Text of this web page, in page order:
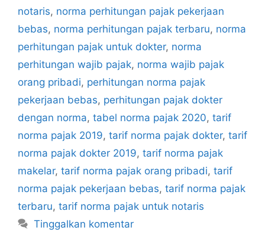
notaris, norma perhitungan pajak pekerjaan
bebas, norma perhitungan pajak terbaru, norma
perhitungan pajak untuk dokter, norma
perhitungan wajib pajak, norma wajib pajak
orang pribadi, perhitungan norma pajak
pekerjaan bebas, perhitungan pajak dokter
dengan norma, tabel norma pajak 2020, tarif
norma pajak 2019, tarif norma pajak dokter, tarif
norma pajak dokter 2019, tarif norma pajak
makelar, tarif norma pajak orang pribadi, tarif
norma pajak pekerjaan bebas, tarif norma pajak
terbaru, tarif norma pajak untuk notaris
Tinggalkan komentar